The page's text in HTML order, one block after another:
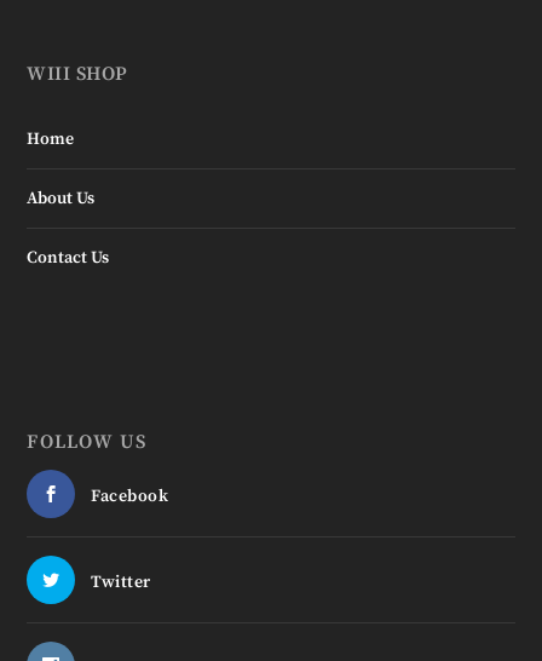
WIII SHOP
Home
About Us
Contact Us
FOLLOW US
Facebook
Twitter